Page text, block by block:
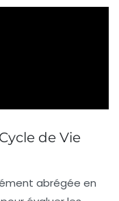
de Vie
abrégée en